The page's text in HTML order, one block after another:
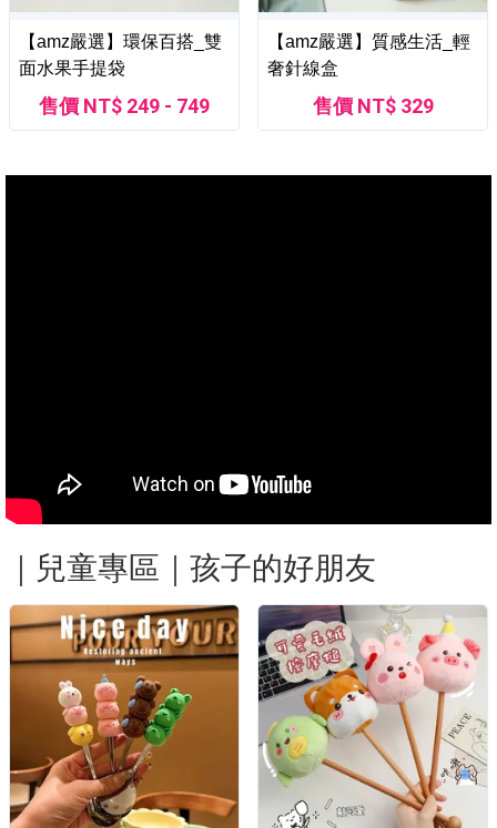
【amz嚴選】環保百搭_雙
面水果手提袋
售價 NT$ 249 - 749
【amz嚴選】質感生活_輕
奢針線盒
售價 NT$ 329
｜兒童專區｜孩子的好朋友